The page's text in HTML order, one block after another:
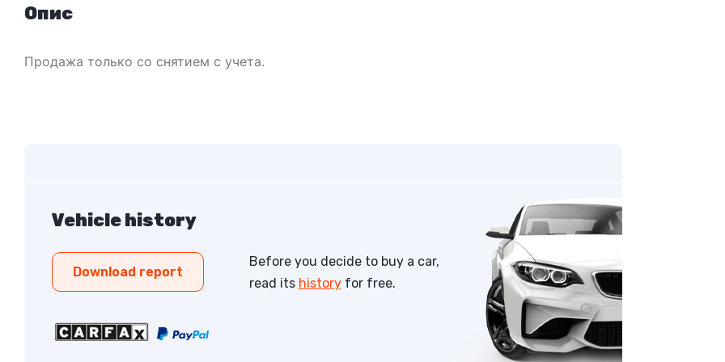
Опис
Продажа только со снятием с учета.
Vehicle history
Download report
Before you decide to buy a car,
read its historyfor free.